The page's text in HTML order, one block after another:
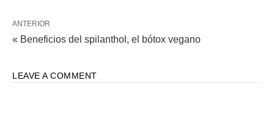
ANTERIOR
« Beneficios del spilanthol, el bótox vegano
LEAVE A COMMENT